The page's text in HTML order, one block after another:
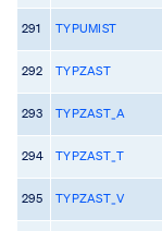
291 TYPUMIST
292 TYPZAST
293 TYPZAST_A
294 TYPZAST_T
295 TYPZAST_V